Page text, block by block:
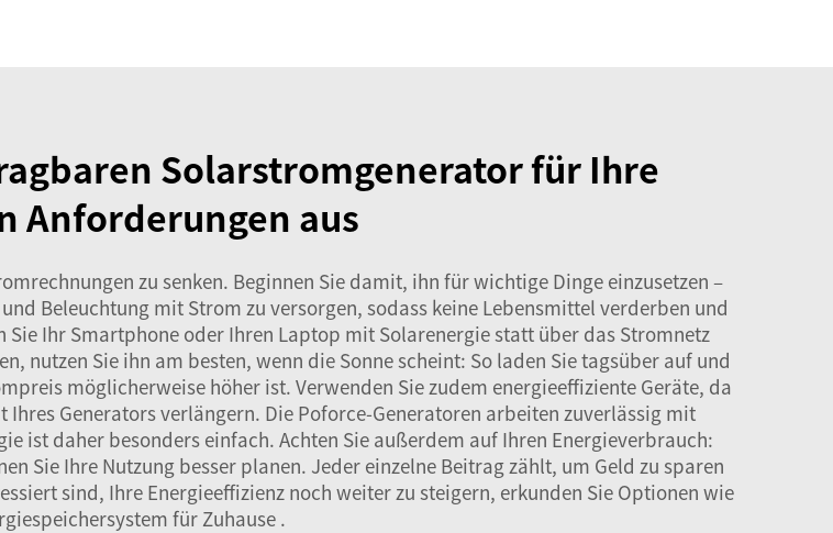
Solarstromgenerator für Ihre
Anforderungen aus
zu senken. Beginnen Sie damit, ihn für wichtige Dinge einzusetzen –
Beleuchtung mit Strom zu versorgen, sodass keine Lebensmittel verderben und
Ihr Smartphone oder Ihren Laptop mit Solarenergie statt über das Stromnetz
nutzen Sie ihn am besten, wenn die Sonne scheint: So laden Sie tagsüber auf und
möglicherweise höher ist. Verwenden Sie zudem energieeffiziente Geräte, da
Generators verlängern. Die Poforce-Generatoren arbeiten zuverlässig mit
ist daher besonders einfach. Achten Sie außerdem auf Ihren Energieverbrauch:
Sie Ihre Nutzung besser planen. Jeder einzelne Beitrag zählt, um Geld zu sparen
sind, Ihre Energieeffizienz noch weiter zu steigern, erkunden Sie Optionen wie
für Zuhause .